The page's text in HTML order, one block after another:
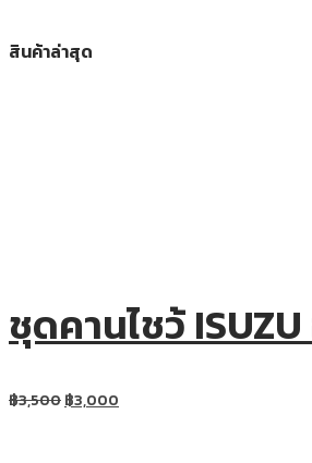
สินค้าล่าสุด
ชุดคานไชว้
฿3,500฿3,000